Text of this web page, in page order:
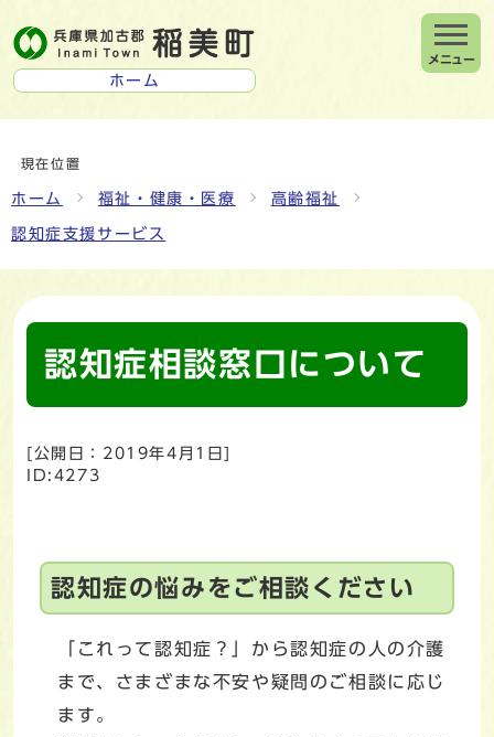
ホーム
メニュー
現在位置
ホーム 福祉・健康・医療 高齢福祉
認知症支援サービス
認知症相談窓口について
[公開日： 2019年4月1日]
ID:4273
認知症の悩みをご相談ください
「これって認知症？」から認知症の人の介護
まで、さまざまな不安や疑問のご相談に応じ
ます。